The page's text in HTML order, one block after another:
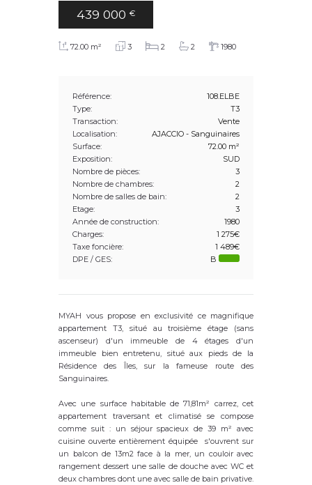
439 000 €
72.00 m² 3 2 2 1980
Référence:
108.ELBE
Type:
T3
Transaction:
Vente
Localisation:
AJACCIO - Sanguinaires
Surface:
72.00 m²
Exposition:
SUD
Nombre de pièces:
3
Nombre de chambres:
2
Nombre de salles de bain:
2
Etage:
3
Année de construction:
1980
Charges:
1 275€
Taxe foncière:
1 489€
DPE / GES:
B
MYAH vous propose en exclusivité ce magnifique
appartement T3, situé au troisième étage (sans
ascenseur) d'un immeuble de 4 étages d'un
immeuble bien entretenu, situé aux pieds de la
Résidence des Îles, sur la fameuse route des
Sanguinaires.
Avec une surface habitable de 71,81m² carrez, cet
appartement traversant et climatisé se compose
comme suit : un séjour spacieux de 39 m² avec
cuisine ouverte entièrement équipée s'ouvrent sur
un balcon de 13m2 face à la mer, un couloir avec
rangement dessert une salle de douche avec WC et
deux chambres dont une avec salle de bain privative.